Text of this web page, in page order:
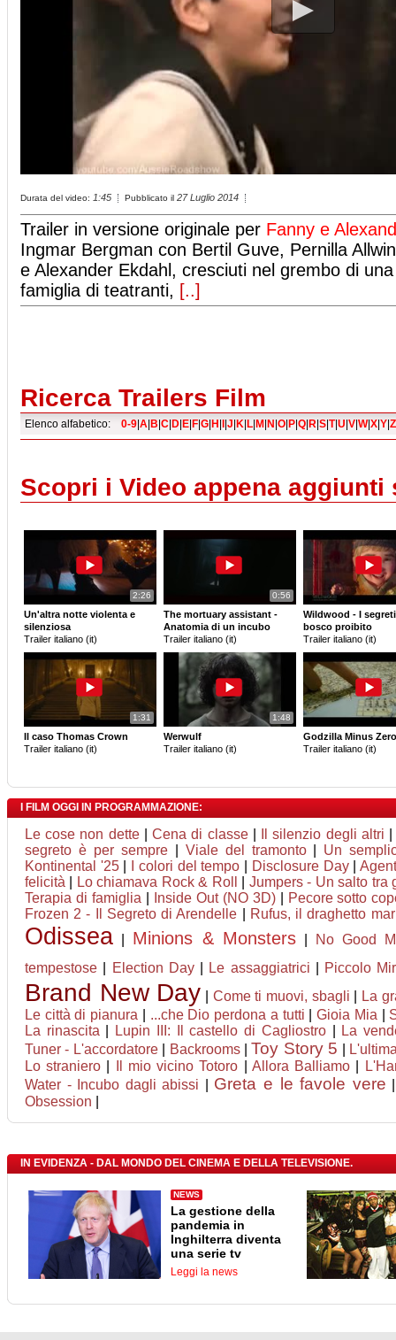
Durata del video: 1:45 Pubblicato il 27 Luglio 2014
Trailer in versione originale per Fanny e
Ingmar Bergman con Bertil Guve, Pernilla
e Alexander Ekdahl, cresciuti nel grembo di
famiglia di teatranti, [..]
Ricerca Trailers Film
Elenco alfabetico: 0-9|A|B|C|D|E|F|G|H|I|J|K|L|M|N|O|P|Q|R|S|T|U|V|W|X|Y|Z
Scopri i Video appena aggiunti
2:26
Un'altra notte violenta e
silenziosa
Trailer italiano (it)
0:56
The mortuary assistant -
Anatomia di un incubo
Trailer italiano (it)
Wildwood - I
bosco proibito
Trailer italiano (it)
1:31
Il caso Thomas Crown
Trailer italiano (it)
1:48
Werwulf
Trailer italiano (it)
Godzilla Minus Zero
Trailer italiano (it)
I FILM OGGI IN PROGRAMMAZIONE:
Le cose non dette|Cena di classe| Il silenzio degli altri
segreto è per sempre| Viale del tramonto| Un
Kontinental '25| I colori del tempo Disclosure Day|
felicità
Lo chiamava Rock & Roll
Jumpers - Un salto tra
Terapia di famiglia
Inside Out (NO 3D)|
Pecore sotto
Frozen 2 - Il Segreto di Arendelle
Rufus, il draghetto
Odissea Minions & Monsters
No Good
tempestose
Election Day| Le assaggiatrici Piccolo
Brand New Day Come ti muovi, sbagli
La
Le città di pianura
...che Dio perdona a tutti |Gioia Mia
La rinascita
Lupin III: Il castello di Cagliostro
La
Tuner - L'accordatore| Backrooms|Toy Story 5
Lo straniero
Il mio vicino Totoro Allora Balliamo
Water - Incubo dagli abissi
Greta e le favole vere
Obsession
IN EVIDENZA - DAL MONDO DEL CINEMA E DELLA TELEVISIONE.
NEWS
La gestione della
pandemia in
Inghilterra diventa
una serie tv
Leggi la news